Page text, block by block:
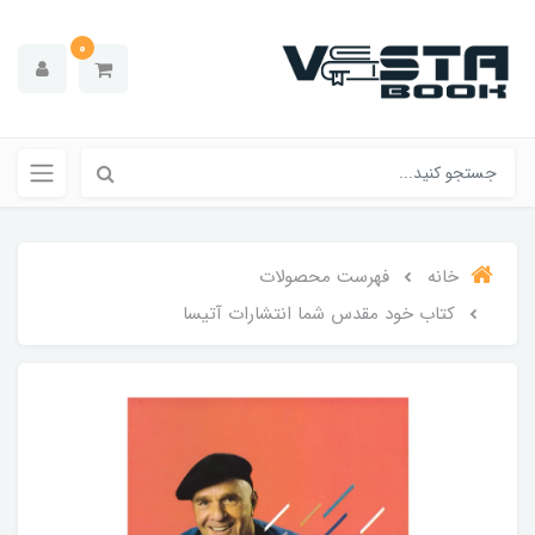
0
خانه
فهرست محصولات
کتاب خود مقدس شما انتشارات‌ آتیسا